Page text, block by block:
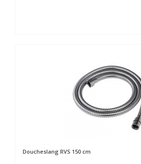
Doucheslang RVS 150 cm